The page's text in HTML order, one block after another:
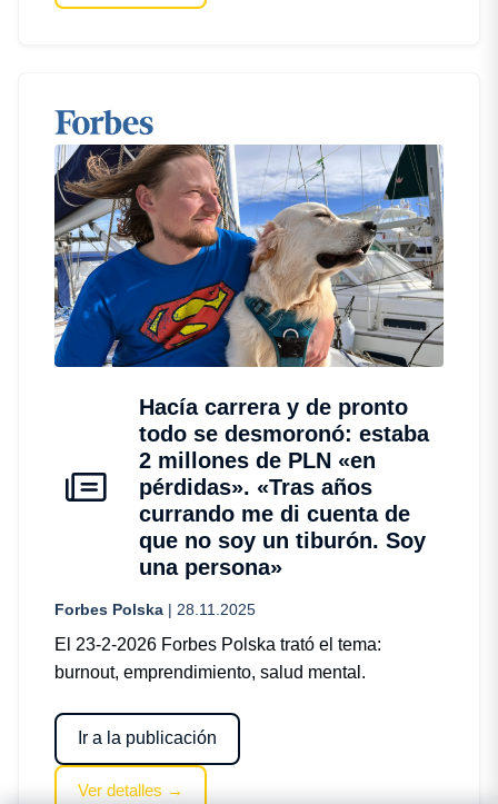
Hacía carrera y de pronto
todo se desmoronó: estaba
2 millones de PLN «en
pérdidas». «Tras años
currando me di cuenta de
que no soy un tiburón. Soy
una persona»
Forbes Polska | 28.11.2025
El 23-2-2026 Forbes Polska trató el tema:
burnout, emprendimiento, salud mental.
Ir a la publicación
Ver detalles →